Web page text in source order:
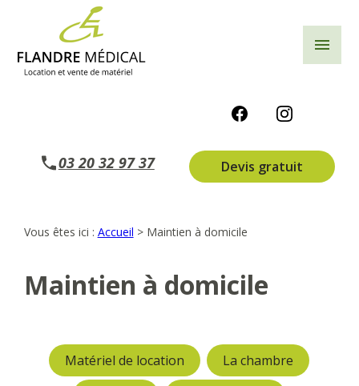
menu
03 20 32 97 37 Devis gratuit
Vous êtes ici : Accueil > Maintien à domicile
Maintien à domicile
Matériel de location
La chambre
Panneau de gestion des cookies